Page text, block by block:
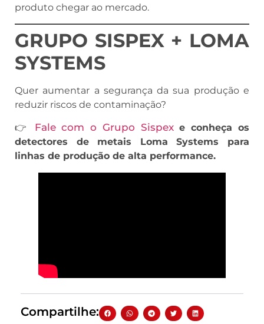
produto chegar ao mercado.
GRUPO SISPEX + LOMA
SYSTEMS
Quer aumentar a segurança da sua produção e
reduzir riscos de contaminação?
👉 Fale com o Grupo Sispexe conheça os
detectores de metais Loma Systems para
linhas de produção de alta performance.
Compartilhe: